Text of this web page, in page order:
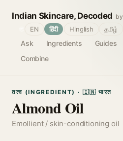
Indian Skincare, Decoded
Ask Ingredients Guides
Combine
EN हिंदी Hinglish தமிழ்
तत्व (INGREDIENT) · 🇮🇳 भारत
Almond Oil
Emollient / skin-conditioning oil